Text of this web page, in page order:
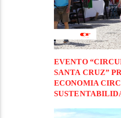
EVENTO
SANTA CRUZ”
ECONOMIA